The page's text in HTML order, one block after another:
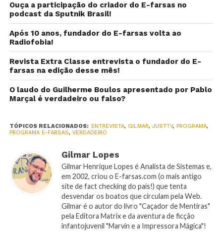
Ouça a participação do criador do E-farsas no
podcast da Sputnik Brasil!
Após 10 anos, fundador do E-farsas volta ao
Radiofobia!
Revista Extra Classe entrevista o fundador do E-
farsas na edição desse mês!
O laudo do Guilherme Boulos apresentado por Pablo
Marçal é verdadeiro ou falso?
TÓPICOS RELACIONADOS: ENTREVISTA, GILMAR, JUSTTV, PROGRAMA,
PROGRAMA E-FARSAS, VERDADEIRO
Gilmar Lopes
Gilmar Henrique Lopes é Analista de Sistemas e,
em 2002, criou o E-farsas.com (o mais antigo
site de fact checking do país!) que tenta
desvendar os boatos que circulam pela Web.
Gilmar é o autor do livro "Caçador de Mentiras"
pela Editora Matrix e da aventura de ficção
infantojuvenil "Marvin e a Impressora Mágica"!